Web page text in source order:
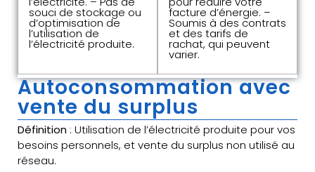
souci de stockage ou
d’optimisation de
l’utilisation de
l’électricité produite.
facture d’énergie. –
Soumis à des contrats
et des tarifs de
rachat, qui peuvent
varier.
Autoconsommation avec
vente du surplus
Définition : Utilisation de l’électricité produite pour vos
besoins personnels, et vente du surplus non utilisé au
réseau.